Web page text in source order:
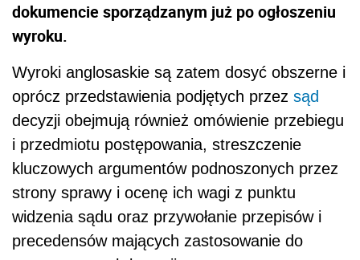
dokumencie sporządzanym już po ogłoszeniu
wyroku.
Wyroki anglosaskie są zatem dosyć obszerne i
oprócz przedstawienia podjętych przez sąd
decyzji obejmują również omówienie przebiegu
i przedmiotu postępowania, streszczenie
kluczowych argumentów podnoszonych przez
strony sprawy i ocenę ich wagi z punktu
widzenia sądu oraz przywołanie przepisów i
precedensów mających zastosowanie do